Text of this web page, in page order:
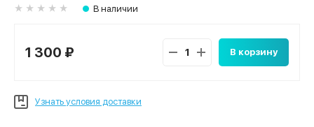
В наличии
1 300 ₽ В корзину
Узнать условия доставки